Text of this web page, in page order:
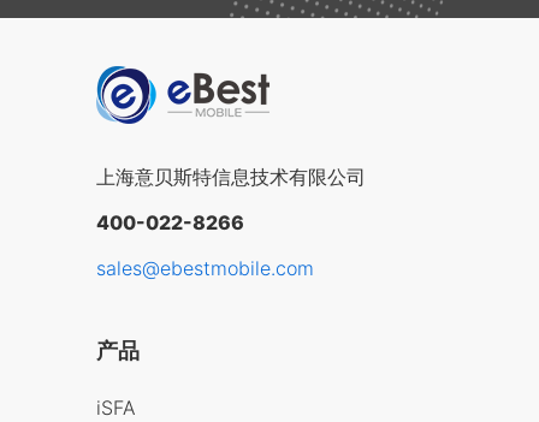
上海意贝斯特信息技术有限公司
400-022-8266
sales@ebestmobile.com
产品
iSFA